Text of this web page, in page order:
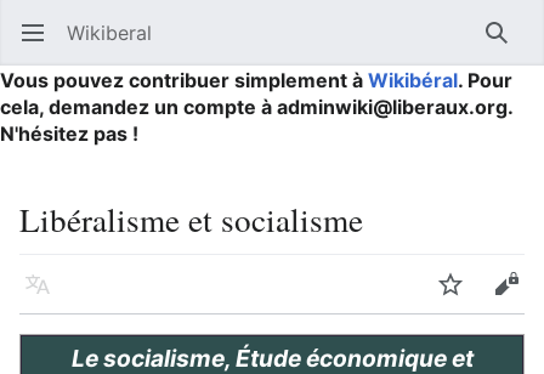
Ouvrir le menu principal Wikiberal
Vous pouvez contribuer simplement à Wikibéral. Pour
cela, demandez un compte à adminwiki@liberaux.org.
N'hésitez pas !
Libéralisme et socialisme
Langue Suivre
Le socialisme, Étude économique et